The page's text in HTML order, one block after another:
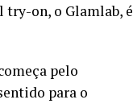
on, o Glamlab, é
pelo
para o